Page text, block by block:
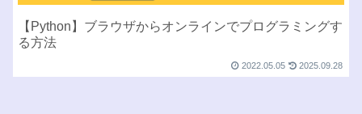
【Python】ブラウザからオンラインでプログラミングす
る方法
2022.05.05 2025.09.28